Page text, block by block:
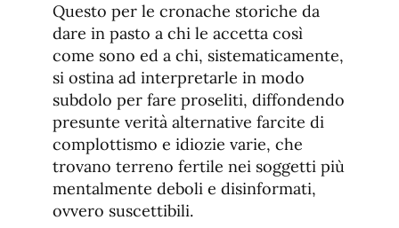
Questo per le cronache storiche da
dare in pasto a chi le accetta così
come sono ed a chi, sistematicamente,
si ostina ad interpretarle in modo
subdolo per fare proseliti, diffondendo
presunte verità alternative farcite di
complottismo e idiozie varie, che
trovano terreno fertile nei soggetti più
mentalmente deboli e disinformati,
ovvero suscettibili.